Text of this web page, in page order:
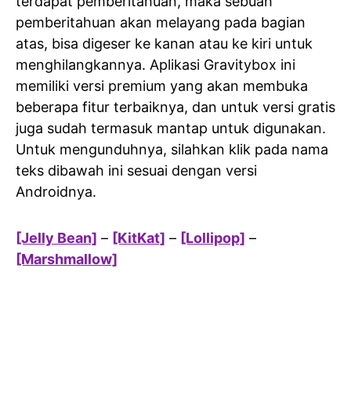
pemberitahuan akan melayang pada bagian
atas, bisa digeser ke kanan atau ke kiri untuk
menghilangkannya. Aplikasi Gravitybox ini
memiliki versi premium yang akan membuka
beberapa fitur terbaiknya, dan untuk versi gratis
juga sudah termasuk mantap untuk digunakan.
Untuk mengunduhnya, silahkan klik pada nama
teks dibawah ini sesuai dengan versi
Androidnya.
[Jelly Bean] – [KitKat] – [Lollipop] –
[Marshmallow]